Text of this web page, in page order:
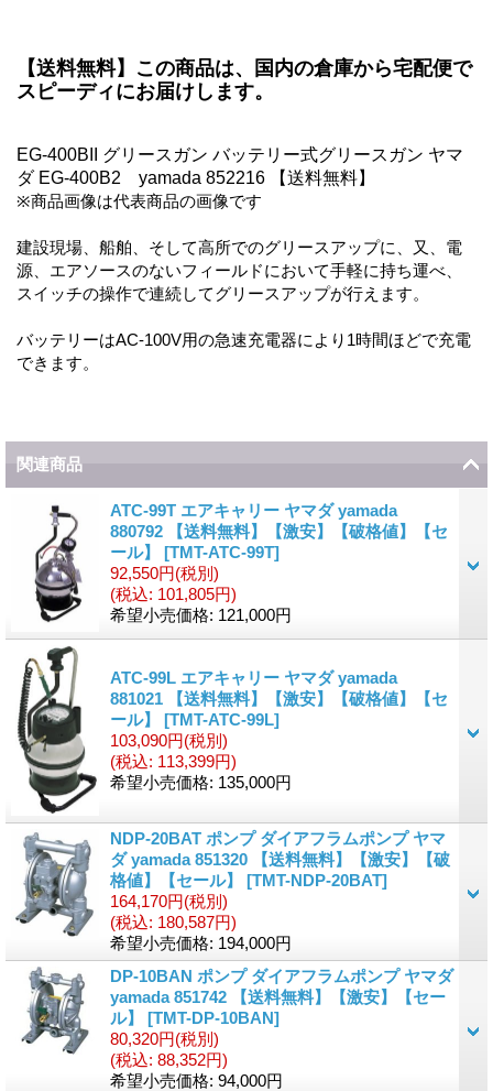
【送料無料】この商品は、国内の倉庫から宅配便で
スピーディにお届けします。
EG-400BII グリースガン バッテリー式グリースガン ヤマ
ダ EG-400B2 yamada 852216 【送料無料】
※商品画像は代表商品の画像です
建設現場、船舶、そして高所でのグリースアップに、又、電
源、エアソースのないフィールドにおいて手軽に持ち運べ、
スイッチの操作で連続してグリースアップが行えます。
バッテリーはAC-100V用の急速充電器により1時間ほどで充電
できます。
関連商品
ATC-99T エアキャリー ヤマダ yamada
880792 【送料無料】【激安】【破格値】【セ
ール】 [TMT-ATC-99T]
92,550円(税別)
(税込: 101,805円)
希望小売価格: 121,000円
ATC-99L エアキャリー ヤマダ yamada
881021 【送料無料】【激安】【破格値】【セ
ール】 [TMT-ATC-99L]
103,090円(税別)
(税込: 113,399円)
希望小売価格: 135,000円
NDP-20BAT ポンプ ダイアフラムポンプ ヤマ
ダ yamada 851320 【送料無料】【激安】【破
格値】【セール】 [TMT-NDP-20BAT]
164,170円(税別)
(税込: 180,587円)
希望小売価格: 194,000円
DP-10BAN ポンプ ダイアフラムポンプ ヤマダ
yamada 851742 【送料無料】【激安】【セー
ル】 [TMT-DP-10BAN]
80,320円(税別)
(税込: 88,352円)
希望小売価格: 94,000円